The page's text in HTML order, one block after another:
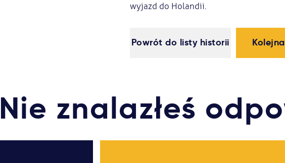
wyjazd do Holandii.
Powrót do listy historii
Nie znalazłeś